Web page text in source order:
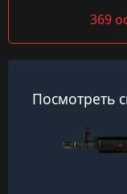
369
Посмотреть